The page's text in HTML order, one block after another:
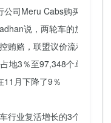
司Meru Cabs购买55％的
说，两轮车的放缓只
贿赂，联盟议价流程腐败
地3％至97,348个单位
11月下降了9％
行业复活增长的3个步骤